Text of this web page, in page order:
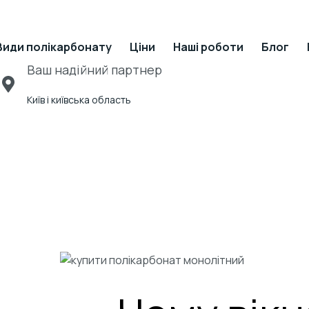
полікарбонату Ціни Наші роботи Блог
Ваш надійний партнер
Київ і київська область